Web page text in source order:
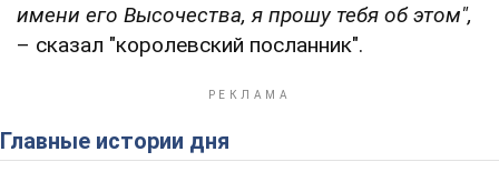
имени его Высочества, я прошу тебя об этом",
– сказал "королевский посланник".
Главные истории дня